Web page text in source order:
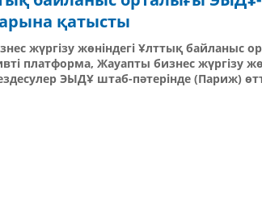
қатысты
жүргізу жөніндегі Ұлттық
платформа, Жауапты бизнес жүргізу
ЭЫДҰ штаб-пәтерінде (Париж)